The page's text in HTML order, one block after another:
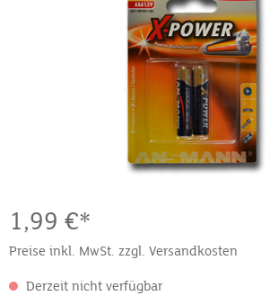
1,99 €*
Preise inkl. MwSt. zzgl. Versandkosten
Derzeit nicht verfügbar